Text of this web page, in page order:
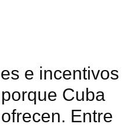
e incentivos
Cuba
Entre